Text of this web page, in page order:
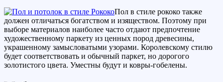
Пол в стиле рококо также
должен отличаться богатством и изяществом. Поэтому при
выборе материалов наиболее часто отдают предпочтение
художественному паркету из ценных пород древесины,
украшенному замысловатыми узорами. Королевскому стилю
будет соответствовать и обычный паркет, но дорогого
золотистого цвета. Уместны будут и ковры-гобелены.